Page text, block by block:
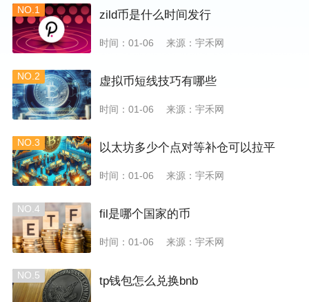
NO.1 zild币是什么时间发行
时间：01-06 来源：宇禾网
NO.2 虚拟币短线技巧有哪些
时间：01-06 来源：宇禾网
NO.3 以太坊多少个点对等补仓可以拉平
时间：01-06 来源：宇禾网
NO.4 fil是哪个国家的币
时间：01-06 来源：宇禾网
NO.5 tp钱包怎么兑换bnb